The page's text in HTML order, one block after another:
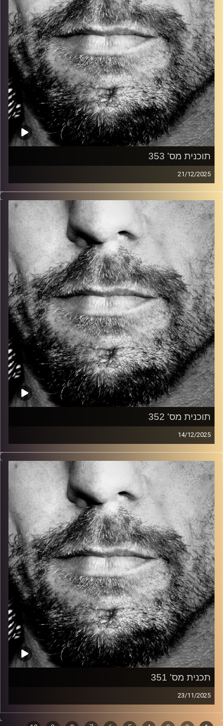
תוכנית מס' 353
21/12/2025
זיפים, מוזיקה מחוספסת של הופעות חיות. הרבה ג'אם, רוק,
בלוז, bluegrass, ג'אז, Fאנק, פרוגרסיב ואפילו אלקטרוניקה.
כל מה שחי, אמיתי ונושם.
עם שמוליק רגב.
קרדיט תמונות: David Goehring
תוכנית מס' 352
14/12/2025
זיפים, מוזיקה מחוספסת של הופעות חיות. הרבה ג'אם, רוק,
בלוז, bluegrass, ג'אז, Fאנק, פרוגרסיב ואפילו אלקטרוניקה.
כל מה שחי, אמיתי ונושם.
עם שמוליק רגב.
קרדיט תמונות: David Goehring
תכנית מס' 351
23/11/2025
זיפים, מוזיקה מחוספסת של הופעות חיות. הרבה ג'אם, רוק,
בלוז, bluegrass, ג'אז, Fאנק, פרוגרסיב ואפילו אלקטרוניקה.